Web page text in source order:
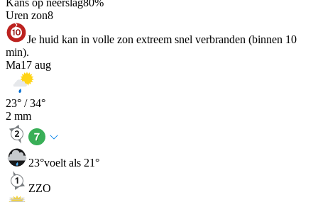
Kans op neerslag80%
Uren zon8
Je huid kan in volle zon extreem snel verbranden (binnen 10
min).
Ma17 aug
23° /34°
2 mm
23°voelt als 21°
ZZO